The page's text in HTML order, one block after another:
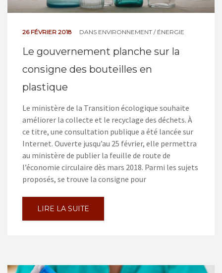
26 FÉVRIER 2018 DANS ENVIRONNEMENT / ÉNERGIE
Le gouvernement planche sur la
consigne des bouteilles en
plastique
Le ministère de la Transition écologique souhaite
améliorer la collecte et le recyclage des déchets. À
ce titre, une consultation publique a été lancée sur
Internet. Ouverte jusqu’au 25 février, elle permettra
au ministère de publier la feuille de route de
l’économie circulaire dès mars 2018. Parmi les sujets
proposés, se trouve la consigne pour
LIRE LA SUITE